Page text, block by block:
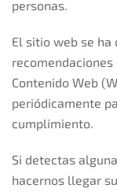
personas.
El sitio web se ha
Contenido Web
periódicamente
cumplimiento.
Si detectas
hacernos llegar